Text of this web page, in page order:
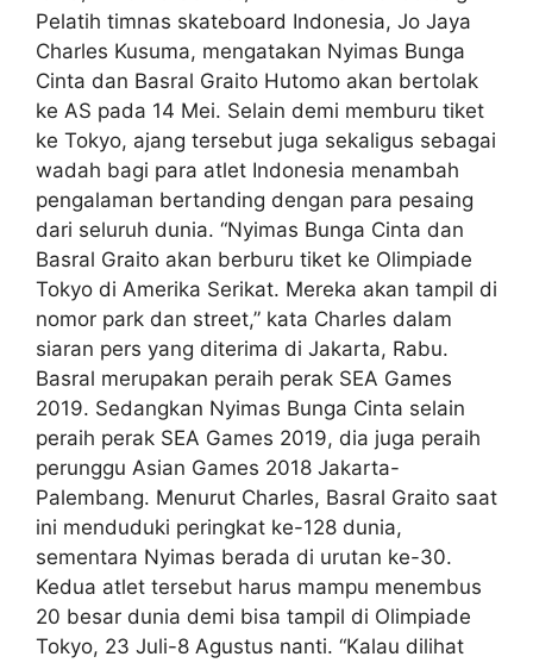
Pelatih timnas skateboard Indonesia, Jo Jaya
Charles Kusuma, mengatakan Nyimas Bunga
Cinta dan Basral Graito Hutomo akan bertolak
ke AS pada 14 Mei. Selain demi memburu tiket
ke Tokyo, ajang tersebut juga sekaligus sebagai
wadah bagi para atlet Indonesia menambah
pengalaman bertanding dengan para pesaing
dari seluruh dunia. “Nyimas Bunga Cinta dan
Basral Graito akan berburu tiket ke Olimpiade
Tokyo di Amerika Serikat. Mereka akan tampil di
nomor park dan street,” kata Charles dalam
siaran pers yang diterima di Jakarta, Rabu.
Basral merupakan peraih perak SEA Games
2019. Sedangkan Nyimas Bunga Cinta selain
peraih perak SEA Games 2019, dia juga peraih
perunggu Asian Games 2018 Jakarta-
Palembang. Menurut Charles, Basral Graito saat
ini menduduki peringkat ke-128 dunia,
sementara Nyimas berada di urutan ke-30.
Kedua atlet tersebut harus mampu menembus
20 besar dunia demi bisa tampil di Olimpiade
Tokyo, 23 Juli-8 Agustus nanti. “Kalau dilihat